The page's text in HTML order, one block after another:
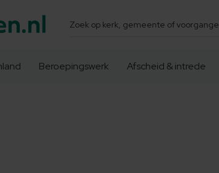
Zoeken
Beroepingswerk Afscheid & intrede